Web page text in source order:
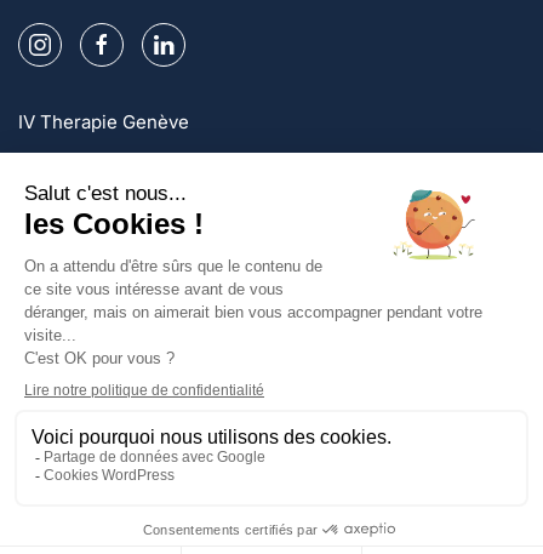
IV Therapie Genève
IV Therapie Lausanne
IV Therapie Zurich
Inscrivez-vous et profitez d'offres exclusives!
S'inscire
Politique de confidentialité
Conditions générales
UNE QUESTION ?